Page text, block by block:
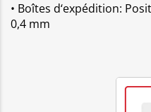
• Boîtes d‘expédition:
0,4 mm